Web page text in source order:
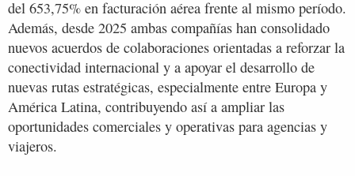
del 653,75% en facturación aérea frente al mismo período.
Además, desde 2025 ambas compañías han consolidado
nuevos acuerdos de colaboraciones orientadas a reforzar la
conectividad internacional y a apoyar el desarrollo de
nuevas rutas estratégicas, especialmente entre Europa y
América Latina, contribuyendo así a ampliar las
oportunidades comerciales y operativas para agencias y
viajeros.